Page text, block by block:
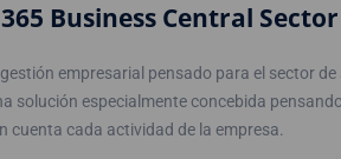
Business Central
empresarial pensado para el sector
solución especialmente concebida
cuenta cada actividad de la empresa.